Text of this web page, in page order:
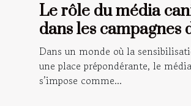
Le rôle du média
dans les campagnes
sensibilisation
Dans un monde où la
une place prépondérante, le
s’impose comme...